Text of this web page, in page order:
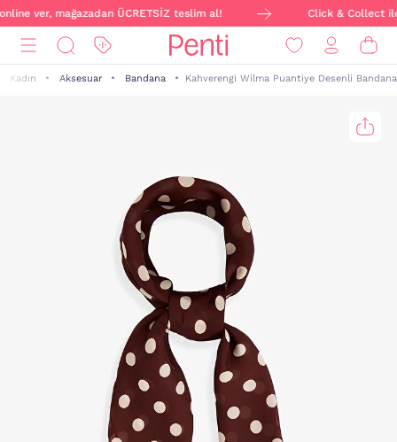
ver, mağazadan ÜCRETSİZ teslim al! Click & Collect
Kadın Aksesuar Bandana Kahverengi Wilma Puantiye Desenli Bandana